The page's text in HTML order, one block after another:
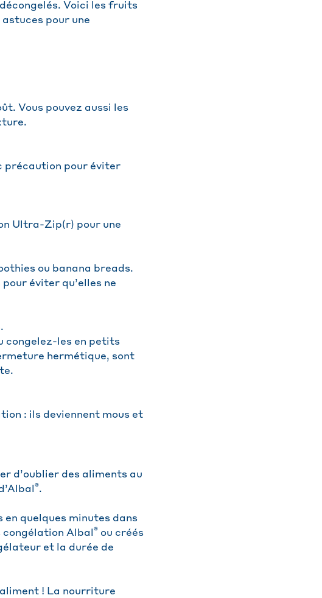
Voici les fruits
pour une
Vous pouvez aussi les
précaution pour éviter
Ultra-Zip(r) pour une
ou banana breads.
éviter qu’elles ne
congelez-les en petits
hermétique, sont
: ils deviennent mous et
d’oublier des aliments au
®.
en quelques minutes dans
congélation Albal® ou créés
et la durée de
! La nourriture